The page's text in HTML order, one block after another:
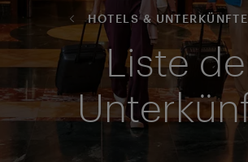
HOTELS &
Liste